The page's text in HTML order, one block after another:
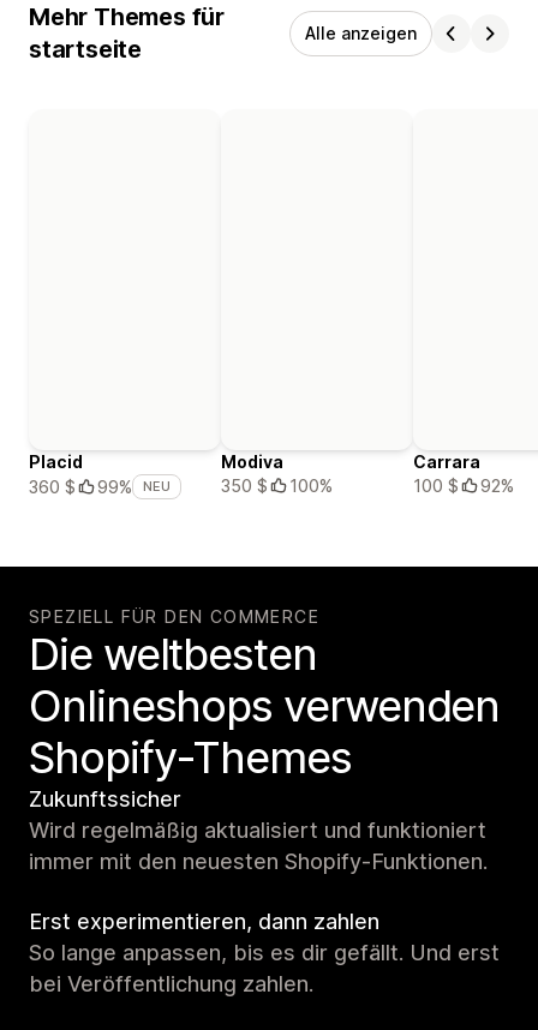
Mehr Themes für
startseite
Alle anzeigen
Placid
360 $
99% NEU
Modiva
350 $
100%
Carrara
100 $
92%
SPEZIELL FÜR DEN COMMERCE
Die weltbesten
Onlineshops verwenden
Shopify-Themes
Zukunftssicher
Wird regelmäßig aktualisiert und funktioniert
immer mit den neuesten Shopify-Funktionen.
Erst experimentieren, dann zahlen
So lange anpassen, bis es dir gefällt. Und erst
bei Veröffentlichung zahlen.